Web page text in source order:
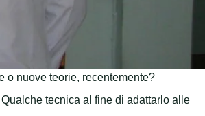
o nuove teorie, recentemente?
tecnica al fine di adattarlo alle